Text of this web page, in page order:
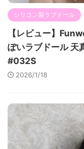
シリコン製ラブドール
【レビュー】
ぽいラブドール
#032S
2026/1/18